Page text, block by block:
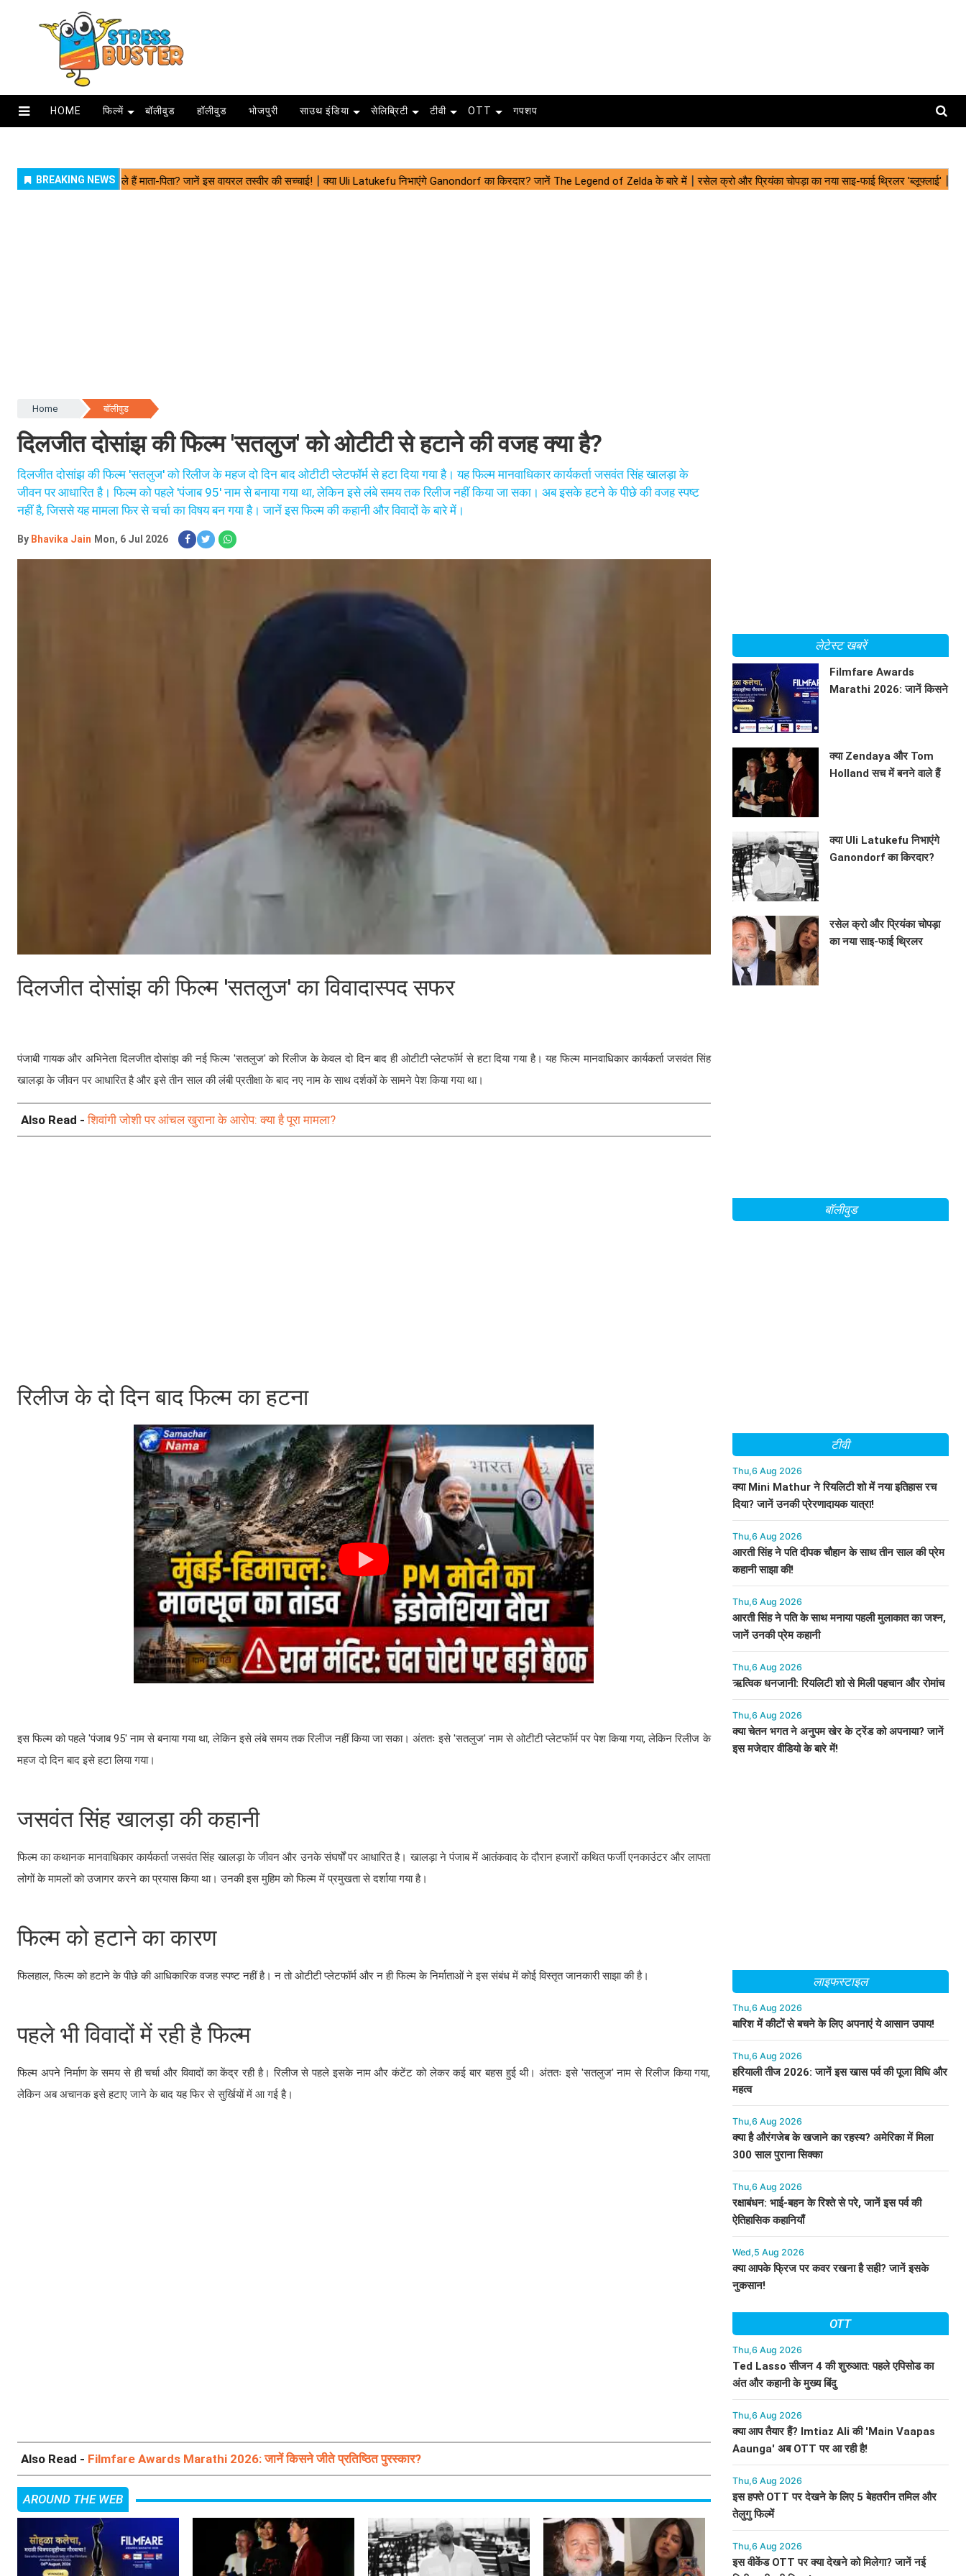
HOME फिल्में बॉलीवुड हॉलीवुड भोजपुरी साउथ इंडिया सेलिब्रिटी टीवी OTT गपशप
Home बॉलीवुड
दिलजीत दोसांझ की फिल्म 'सतलुज' को ओटीटी से हटाने की वजह क्या है?
दिलजीत दोसांझ की फिल्म 'सतलुज' को रिलीज के महज दो दिन बाद ओटीटी प्लेटफॉर्म से हटा दिया गया है। यह फिल्म मानवाधिकार कार्यकर्ता जसवंत सिंह खालड़ा के
जीवन पर आधारित है। फिल्म को पहले 'पंजाब 95' नाम से बनाया गया था, लेकिन इसे लंबे समय तक रिलीज नहीं किया जा सका। अब इसके हटने के पीछे की वजह स्पष्ट
नहीं है, जिससे यह मामला फिर से चर्चा का विषय बन गया है। जानें इस फिल्म की कहानी और विवादों के बारे में।
By Bhavika Jain Mon, 6 Jul 2026
दिलजीत दोसांझ की फिल्म 'सतलुज' का विवादास्पद सफर
पंजाबी गायक और अभिनेता दिलजीत दोसांझ की नई फिल्म 'सतलुज' को रिलीज के केवल दो दिन बाद ही ओटीटी प्लेटफॉर्म से हटा दिया गया है। यह फिल्म मानवाधिकार कार्यकर्ता जसवंत सिंह
खालड़ा के जीवन पर आधारित है और इसे तीन साल की लंबी प्रतीक्षा के बाद नए नाम के साथ दर्शकों के सामने पेश किया गया था।
Also Read -शिवांगी जोशी पर आंचल खुराना के आरोप: क्या है पूरा मामला?
रिलीज के दो दिन बाद फिल्म का हटना
इस फिल्म को पहले 'पंजाब 95' नाम से बनाया गया था, लेकिन इसे लंबे समय तक रिलीज नहीं किया जा सका। अंततः इसे 'सतलुज' नाम से ओटीटी प्लेटफॉर्म पर पेश किया गया, लेकिन रिलीज के
महज दो दिन बाद इसे हटा लिया गया।
जसवंत सिंह खालड़ा की कहानी
फिल्म का कथानक मानवाधिकार कार्यकर्ता जसवंत सिंह खालड़ा के जीवन और उनके संघर्षों पर आधारित है। खालड़ा ने पंजाब में आतंकवाद के दौरान हजारों कथित फर्जी एनकाउंटर और लापता
लोगों के मामलों को उजागर करने का प्रयास किया था। उनकी इस मुहिम को फिल्म में प्रमुखता से दर्शाया गया है।
फिल्म को हटाने का कारण
फिलहाल, फिल्म को हटाने के पीछे की आधिकारिक वजह स्पष्ट नहीं है। न तो ओटीटी प्लेटफॉर्म और न ही फिल्म के निर्माताओं ने इस संबंध में कोई विस्तृत जानकारी साझा की है।
पहले भी विवादों में रही है फिल्म
फिल्म अपने निर्माण के समय से ही चर्चा और विवादों का केंद्र रही है। रिलीज से पहले इसके नाम और कंटेंट को लेकर कई बार बहस हुई थी। अंततः इसे 'सतलुज' नाम से रिलीज किया गया,
लेकिन अब अचानक इसे हटाए जाने के बाद यह फिर से सुर्खियों में आ गई है।
Also Read - Filmfare Awards Marathi 2026: जानें किसने जीते प्रतिष्ठित पुरस्कार?
AROUND THE WEB
लेटेस्ट खबरें
Filmfare Awards
Marathi 2026: जानें किसने
क्या Zendaya और Tom
Holland सच में बनने वाले हैं
क्या Uli Latukefu निभाएंगे
Ganondorf का किरदार?
रसेल क्रो और प्रियंका चोपड़ा
का नया साइ-फाई थ्रिलर
बॉलीवुड
टीवी
Thu,6 Aug 2026
क्या Mini Mathur ने रियलिटी शो में नया इतिहास रच
दिया? जानें उनकी प्रेरणादायक यात्रा!
Thu,6 Aug 2026
आरती सिंह ने पति दीपक चौहान के साथ तीन साल की प्रेम
कहानी साझा की!
Thu,6 Aug 2026
आरती सिंह ने पति के साथ मनाया पहली मुलाकात का जश्न,
जानें उनकी प्रेम कहानी
Thu,6 Aug 2026
ऋत्विक धनजानी: रियलिटी शो से मिली पहचान और रोमांच
Thu,6 Aug 2026
क्या चेतन भगत ने अनुपम खेर के ट्रेंड को अपनाया? जानें
इस मजेदार वीडियो के बारे में!
लाइफस्टाइल
Thu,6 Aug 2026
बारिश में कीटों से बचने के लिए अपनाएं ये आसान उपाय!
Thu,6 Aug 2026
हरियाली तीज 2026: जानें इस खास पर्व की पूजा विधि और
महत्व
Thu,6 Aug 2026
क्या है औरंगजेब के खजाने का रहस्य? अमेरिका में मिला
300 साल पुराना सिक्का
Thu,6 Aug 2026
रक्षाबंधन: भाई-बहन के रिश्ते से परे, जानें इस पर्व की
ऐतिहासिक कहानियाँ
Wed,5 Aug 2026
क्या आपके फ्रिज पर कवर रखना है सही? जानें इसके
नुकसान!
OTT
Thu,6 Aug 2026
Ted Lasso सीजन 4 की शुरुआत: पहले एपिसोड का
अंत और कहानी के मुख्य बिंदु
Thu,6 Aug 2026
क्या आप तैयार हैं? Imtiaz Ali की 'Main Vaapas
Aaunga' अब OTT पर आ रही है!
Thu,6 Aug 2026
इस हफ्ते OTT पर देखने के लिए 5 बेहतरीन तमिल और
तेलुगु फिल्में
Thu,6 Aug 2026
इस वीकेंड OTT पर क्या देखने को मिलेगा? जानें नई